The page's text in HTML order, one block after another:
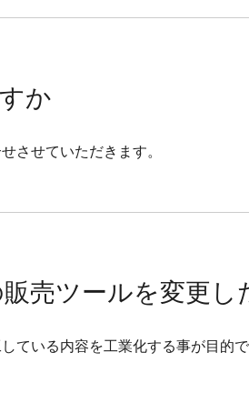
か
させていただきます。
売ツールを変更し
ている内容を工業化する事が目的